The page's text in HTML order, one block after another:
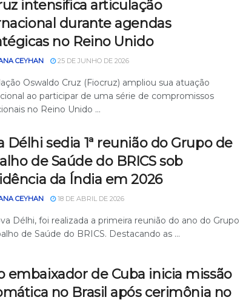
intensifica articulação
durante agendas
no Reino Unido
CEYHAN 25 DE JUNHO DE 2026
Oswaldo Cruz (Fiocruz) ampliou sua atuação
ao participar de uma série de compromissos
no Reino Unido ...
Délhi sedia 1ª reunião do Grupo de
de Saúde do BRICS sob
da Índia em 2026
CEYHAN 18 DE ABRIL DE 2026
Délhi, foi realizada a primeira reunião do ano do Grupo
de Saúde do BRICS. Destacando as ...
embaixador de Cuba inicia missão
no Brasil após cerimônia no